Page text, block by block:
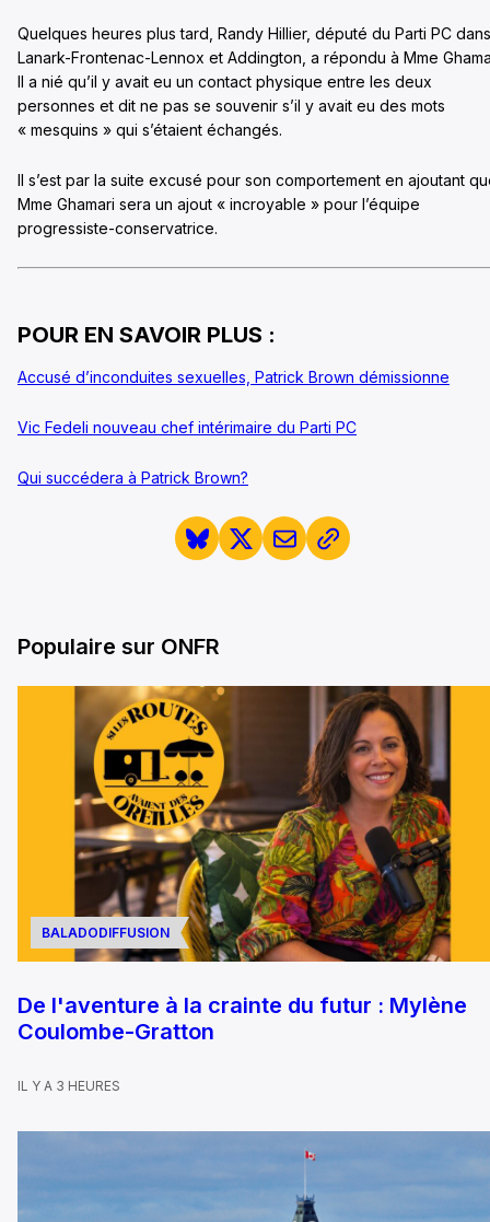
Quelques heures plus tard, Randy Hillier, député du Parti PC dans
Lanark-Frontenac-Lennox et Addington, a répondu à Mme
Il a nié qu’il y avait eu un contact physique entre les deux
personnes et dit ne pas se souvenir s’il y avait eu des mots
« mesquins » qui s’étaient échangés.
Il s’est par la suite excusé pour son comportement en ajoutant
Mme Ghamari sera un ajout « incroyable » pour l’équipe
progressiste-conservatrice.
POUR EN SAVOIR PLUS :
Accusé d’inconduites sexuelles, Patrick Brown démissionne
Vic Fedeli nouveau chef intérimaire du Parti PC
Qui succédera à Patrick Brown?
Populaire sur ONFR
BALADODIFFUSION
De l'aventure à la crainte du futur : Mylène
Coulombe-Gratton
IL Y A 3 HEURES